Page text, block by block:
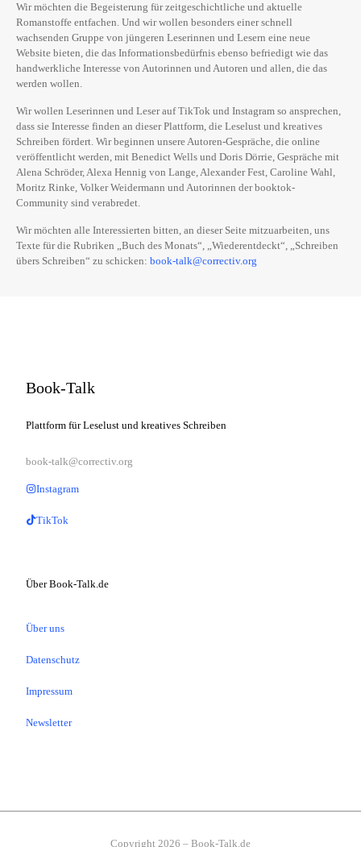
Wir möchten die Begeisterung für zeitgeschichtliche und aktuelle
Romanstoffe entfachen. Und wir wollen besonders einer schnell
wachsenden Gruppe von jüngeren Leserinnen und Lesern eine neue
Website bieten, die das Informationsbedürfnis ebenso befriedigt wie das
handwerkliche Interesse von Autorinnen und Autoren und allen, die das
werden wollen.
Wir wollen Leserinnen und Leser auf TikTok und Instagram so ansprechen,
dass sie Interesse finden an dieser Plattform, die Leselust und kreatives
Schreiben fördert. Wir beginnen unsere Autoren-Gespräche, die online
veröffentlicht werden, mit Benedict Wells und Doris Dörrie, Gespräche mit
Alena Schröder, Alexa Hennig von Lange, Alexander Fest, Caroline Wahl,
Moritz Rinke, Volker Weidermann und Autorinnen der booktok-
Community sind verabredet.
Wir möchten alle Interessierten bitten, an dieser Seite mitzuarbeiten, uns
Texte für die Rubriken „Buch des Monats“, „Wiederentdeckt“, „Schreiben
übers Schreiben“ zu schicken: book-talk@correctiv.org
Book-Talk
Plattform für Leselust und kreatives Schreiben
book-talk@correctiv.org
Instagram
TikTok
Über Book-Talk.de
Über uns
Datenschutz
Impressum
Newsletter
Copyright 2026 – Book-Talk.de